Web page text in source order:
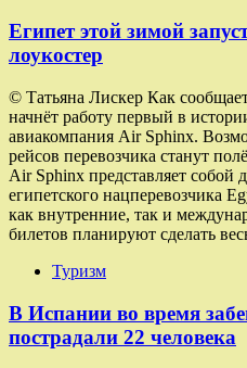
Египет этой зимой
лоукостер
© Татьяна Лискер Как
начнёт работу первый в
авиакомпания Air Sphinx.
рейсов перевозчика станут
Air Sphinx представляет
египетского нацперевозчика
как внутренние, так и
билетов планируют сделать
Туризм
В Испании во время
пострадали 22 человека